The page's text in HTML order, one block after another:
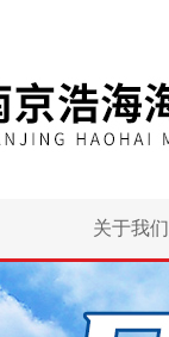
关于我们